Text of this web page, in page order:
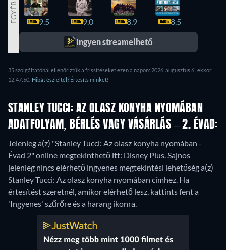
EGYÉB 9.5 9.0 8.9 8.5
Ingyen streamelhető
35 szolgáltatónál ellenőriztük a frissítéseket ezen a napon: 2026. augusztus 6., ekkor:
12:47:50. Hibát észleltél? Értesíts minket!
STANLEY TUCCI: AZ OLASZ KONYHA NYOMÁBAN
ADATFOLYAM, BÉRLÉS VAGY VÁSÁRLÁS – 2. ÉVAD:
Jelenleg a(z) "Stanley Tucci: Az olasz konyha nyomában -
Évad 2" online megtekinthető itt: Disney Plus.Sajnos
jelenleg nincs elérhető ingyenes megtekintési lehetőség a(z)
Stanley Tucci: Az olasz konyha nyomában címhez. Ha
értesítést szeretnél, amikor elérhető lesz, kattints fent a
'Ingyenes' szűrőre és a harang ikonra.